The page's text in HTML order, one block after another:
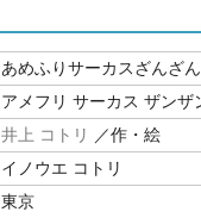
あめふりサーカスざんざ
アメフリ サーカス ザンザ
井上 コトリ
／作・絵
イノウエ コトリ
東京